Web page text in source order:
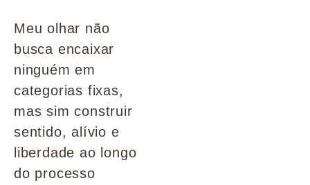
Meu olhar não
busca encaixar
ninguém em
categorias fixas,
mas sim construir
sentido, alívio e
liberdade ao longo
do processo